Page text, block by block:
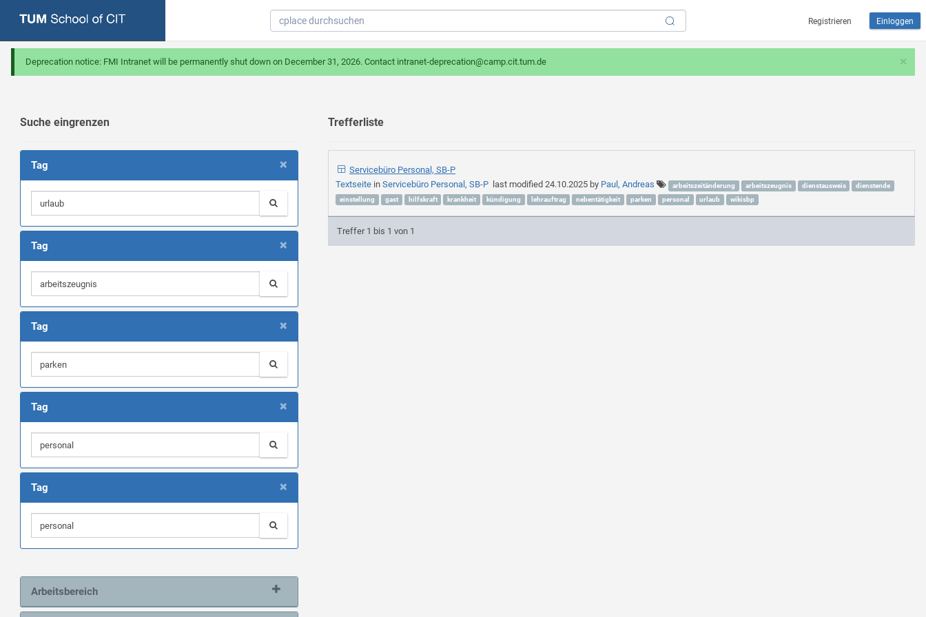
Registrieren Einloggen
×
Deprecation notice: FMI Intranet will be permanently shut down on December 31, 2026. Contact intranet-deprecation@camp.cit.tum.de
Suche eingrenzen
×
Tag
×
Tag
×
Tag
×
Tag
×
Tag
Arbeitsbereich
Trefferliste
Servicebüro Personal, SB-P
Textseite inServicebüro Personal, SB-P last modified24.10.2025 by Paul, Andreas arbeitszeitänderung arbeitszeugnis dienstausweis
dienstende
einstellung
gast hilfskraft krankheit kündigung lehrauftrag nebentätigkeit parken personal urlaub wikisbp
Treffer 1 bis 1 von 1